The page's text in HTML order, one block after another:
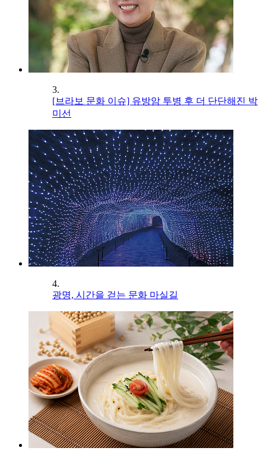
3.
[브라보 문화 이슈] 유방암 투병 후 더 단단해진 박
미선
4.
광명, 시간을 걷는 문화 마실길